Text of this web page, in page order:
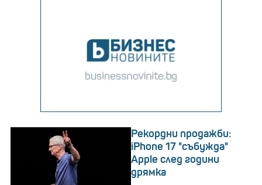
Рекордни продажби:
iPhone 17 "събужда"
Apple след години
дрямка